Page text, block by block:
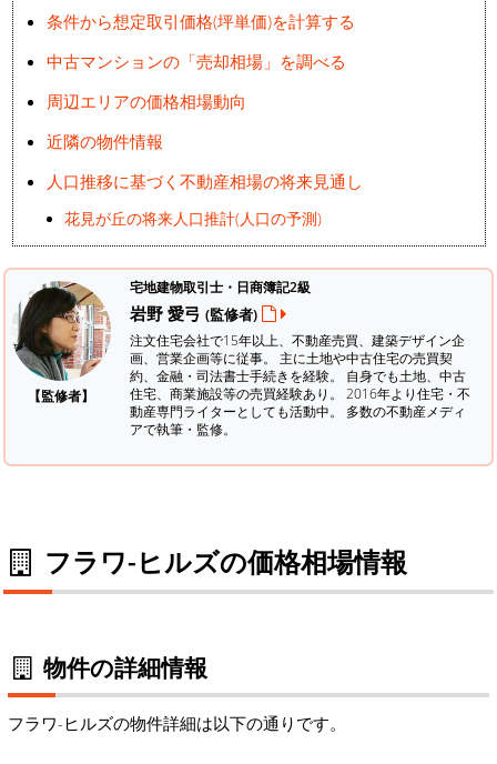
条件から想定取引価格(坪単価)を計算する
中古マンションの「売却相場」を調べる
周辺エリアの価格相場動向
近隣の物件情報
人口推移に基づく不動産相場の将来見通し
花見が丘の将来人口推計(人口の予測)
【監修者】
宅地建物取引士・日商簿記2級
岩野 愛弓 (監修者)
注文住宅会社で15年以上、不動産売買、建築デザイン企
画、営業企画等に従事。 主に土地や中古住宅の売買契
約、金融・司法書士手続きを経験。 自身でも土地、中古
住宅、商業施設等の売買経験あり。 2016年より住宅・不
動産専門ライターとしても活動中。 多数の不動産メディ
アで執筆・監修。
フラワ-ヒルズの価格相場情報
物件の詳細情報
フラワ-ヒルズの物件詳細は以下の通りです。